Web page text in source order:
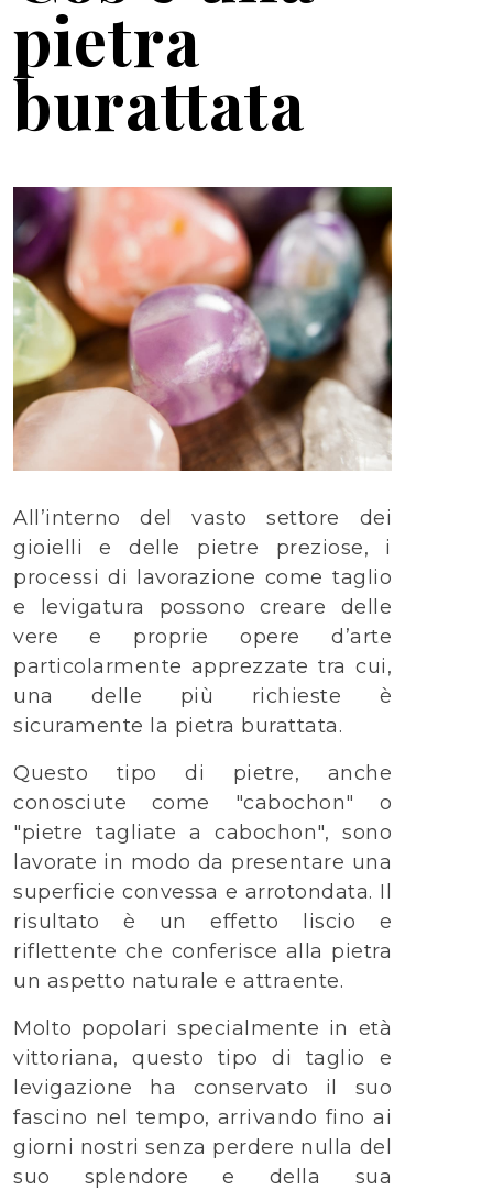
pietra
burattata
All’interno del vasto settore dei
gioielli e delle pietre preziose, i
processi di lavorazione come taglio
e levigatura possono creare delle
vere e proprie opere d’arte
particolarmente apprezzate tra cui,
una delle più richieste è
sicuramente la pietra burattata.
Questo tipo di pietre, anche
conosciute come "cabochon" o
"pietre tagliate a cabochon", sono
lavorate in modo da presentare una
superficie convessa e arrotondata. Il
risultato è un effetto liscio e
riflettente che conferisce alla pietra
un aspetto naturale e attraente.
Molto popolari specialmente in età
vittoriana, questo tipo di taglio e
levigazione ha conservato il suo
fascino nel tempo, arrivando fino ai
giorni nostri senza perdere nulla del
suo splendore e della sua